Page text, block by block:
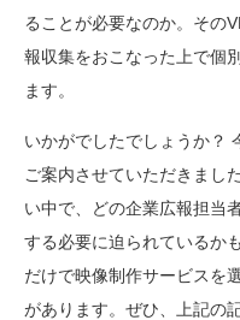
ることが必要なのか。その
報収集をおこなった上で個
ます。
いかがでしたでしょうか？
ご案内させていただきまし
い中で、どの企業広報担当
する必要に迫られているか
だけで映像制作サービスを
があります。ぜひ、上記の